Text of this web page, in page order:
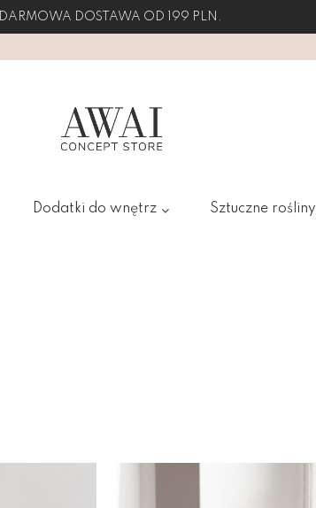
DARMOWA DOSTAWA OD 199 PLN.
Dodatki do wnętrz Sztuczne rośliny